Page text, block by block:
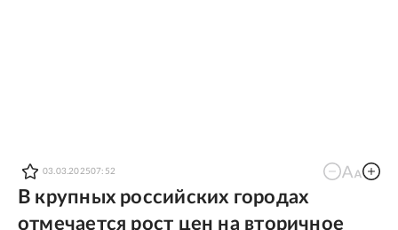
03.03.202507:52
В крупных российских городах
отмечается рост цен на вторичное